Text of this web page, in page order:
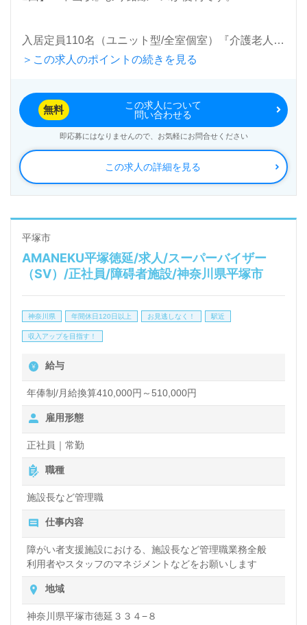
入居定員110名（ユニット型/全室個室）『介護老人福
祉施設わかたけ都筑』社会福祉法人若竹大寿会（本
にクリニック、通所介護、通所リハビリテーション、
介護老人保健施設、訪問介護、訪問看護ステーショ
ン、グループホーム、居宅介護支援事業を展開されて
います。
◎働くみんなの声で職場環境をつくる！『業務の効率
化、身体負担の軽減、チームのつながり』を大切にす
る事業所様！◎
看護助手や介護職経験のある方をお迎えします。介護
きやすい/働きがいを感じられる環境づくり、自分の
人事考課、各種コーポレートサービス等の手厚い福利
厚生等もうれしいポイント！『ご利用者様のお役に立
ちたい、資格/経験を活かしたい』『介護知識や技術
力を高めたい』『ボトムアップ型のカルチャーでみん
なで職場を盛り上げたい、働きがいを感じながら仕事
をしたい』『施設形態や環境を変えて働きたい』等の
方も大歓迎です。募集詳細等、担当コンサルタントよ
りご案内します。お問い合わせも遠慮なくお願いしま
す。
全国の求人ご紹介！医療/福祉業界の正社員/パート仕
事探しは【ウィルオブ介護】＊求人情報収集、将来的
＞この求人のポイントの続きを見る
この求人の詳細を見る
無料
この求人について
問い合わせる
即応募にはなりませんので、お気軽にお問合せください
平塚市
AMANEKU平塚徳延/求人/スーパーバイザー
（SV）/正社員/障碍者施設/神奈川県平塚市
神奈川県 年間休日120日以上 お見逃しなく！ 駅近
収入アップを目指す！
給与
年俸制/月給換算410,000円～510,000円
雇用形態
正社員｜常勤
職種
施設長など管理職
仕事内容
障がい者支援施設における、施設長など管理職業務全般
利用者やスタッフのマネジメントなどをお願いします
地域
神奈川県平塚市徳延３３４−８